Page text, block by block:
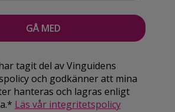
tagit del av Vinguidens
och godkänner att mina
hanteras och lagras enligt
Läs vår integritetspolicy